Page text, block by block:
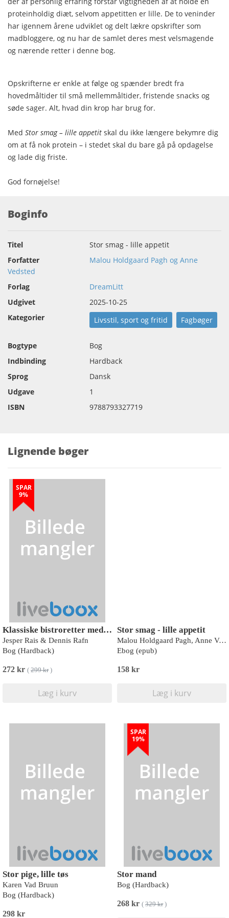
proteinholdig diæt, selvom appetitten er lille. De to veninder
har igennem årene udviklet og delt lækre opskrifter som
madbloggere, og nu har de samlet deres mest velsmagende
og nærende retter i denne bog.
Opskrifterne er enkle at følge og spænder bredt fra
hovedmåltider til små mellemmåltider, fristende snacks og
søde sager. Alt, hvad din krop har brug for.
Med Stor smag – lille appetit skal du ikke længere bekymre dig
om at få nok protein – i stedet skal du bare gå på opdagelse
og lade dig friste.
God fornøjelse!
Boginfo
Titel
Stor smag - lille appetit
Forfatter
Malou Holdgaard Pagh og Anne
Vedsted
Forlag
DreamLitt
Udgivet
2025-10-25
Kategorier
Livsstil, sport og fritid Fagbøger
Bogtype
Bog
Indbinding
Hardback
Sprog
Dansk
Udgave
1
ISBN
9788793327719
Lignende bøger
SPAR
9%
Klassiske bistroretter med Rais & Rafn
Jesper Rais & Dennis Rafn
Bog (Hardback)
272 kr ( 299 kr)
Læg i kurv
Stor smag - lille appetit
Malou Holdgaard Pagh, Anne Vedsted
Ebog (epub)
158 kr
Læg i kurv
Stor pige, lille tøs
Karen Vad Bruun
Bog (Hardback)
298 kr
SPAR
19%
Stor mand
Bog (Hardback)
268 kr ( 329 kr)